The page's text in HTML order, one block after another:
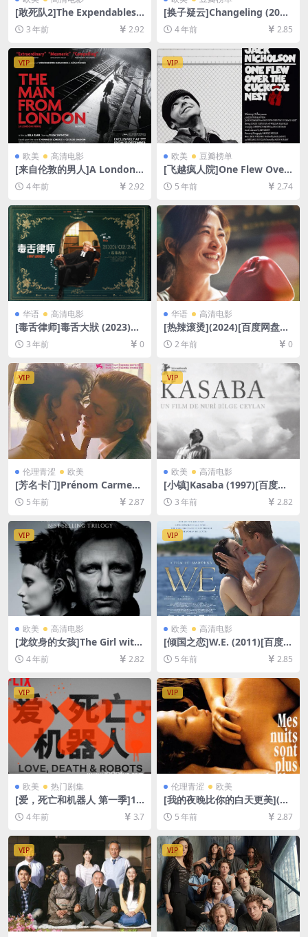
[敢死队2]The Expendables 2
(2012)[百度网盘+迅雷云盘资
源1080P超清未删减][MP4/6
3 年前 2.92
[换子疑云]Changeling (200
8)[百度网盘+迅雷云盘资源10
80P超清未删减][MP4/8.6GB]
4 年前 2.85
VIP
欧美 高清电影
[来自伦敦的男人]A Londoni f
érfi (2007)[百度网盘+迅雷云
盘资源1080P超清未删减][MP
4/4.7GB][中文字幕]
4 年前 2.92
VIP
欧美 豆瓣榜单
[飞越疯人院]One Flew Over
the Cuckoo’s Nest (1975)
[百度网盘+迅雷云盘资源1080
P超清未删减][MP4/8.6GB][中
英字幕]
5 年前 2.74
华语 高清电影
[毒舌律师]毒舌大狀 (2023)国
语&粤语[百度网盘+迅雷云盘
资源1080P超清未删减][MKV/
GB][中英字幕]
3 年前 0
华语 高清电影
[热辣滚烫](2024)[百度网盘
+夸克网盘1080P超清未删减
资源][网盘在线播放/下载][MP
4/6.5GB][中文字幕]
2 年前 0
VIP
伦理青涩 欧美
[芳名卡门]Prénom Carmen
(1983)[百度网盘+迅雷云盘资
源1080P超清未删减][MP4/5
5 年前 2.87
VIP
欧美 高清电影
[小镇]Kasaba (1997)[百度网
盘+夸克网盘1080P超清资源]
[网盘在线播放/下载][MP4/5.
3 年前 2.82
VIP
欧美 高清电影
[龙纹身的女孩]The Girl with
the Dragon Tattoo (2011)
[百度网盘+迅雷云盘资源1080
P超清未删减][MP4/10GB][中
英字幕]
4 年前 2.82
VIP
欧美 高清电影
[倾国之恋]W.E. (2011)[百度网
盘+迅雷云盘资源1080P超清
未删减][MP4/7.6GB][中英字
幕]
5 年前 2.85
VIP
欧美 热门剧集
[爱，死亡和机器人 第一季]18
集全 Love, Death & Robots
Season 1 (2019)[迅雷云盘资
源1080P超清未删减][MP4/12
GB][中英字幕]
4 年前 3.7
VIP
伦理青涩 欧美
[我的夜晚比你的白天更美](19
89)[百度网盘+迅雷云盘资源1
080P超清未删减][MP4/6.6G
B][中英字幕]
5 年前 2.87
VIP VIP